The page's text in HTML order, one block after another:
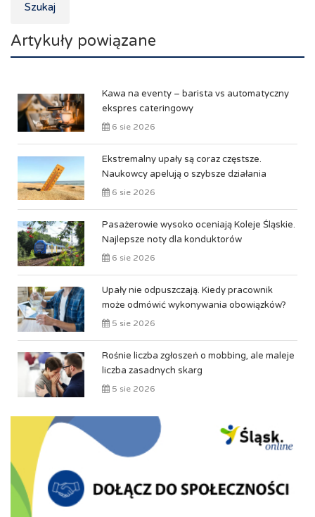
Szukaj
Artykuły powiązane
Kawa na eventy – barista vs automatyczny
ekspres cateringowy
6 sie 2026
Ekstremalny upały są coraz częstsze.
Naukowcy apelują o szybsze działania
6 sie 2026
Pasażerowie wysoko oceniają Koleje Śląskie.
Najlepsze noty dla konduktorów
6 sie 2026
Upały nie odpuszczają. Kiedy pracownik
może odmówić wykonywania obowiązków?
5 sie 2026
Rośnie liczba zgłoszeń o mobbing, ale maleje
liczba zasadnych skarg
5 sie 2026